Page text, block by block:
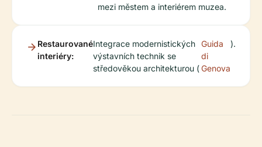
mezi městem a interiérem muzea.
Restaurované
interiéry:
Integrace modernistických
výstavních technik se
středověkou architekturou (
Guida
di
Genova
).